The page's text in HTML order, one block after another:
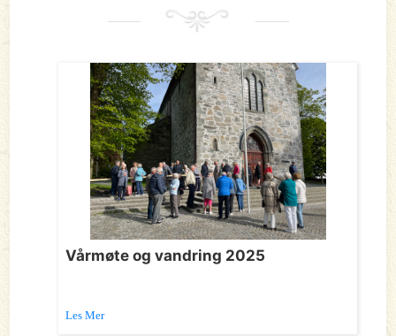
Vårmøte og vandring 2025
Les Mer